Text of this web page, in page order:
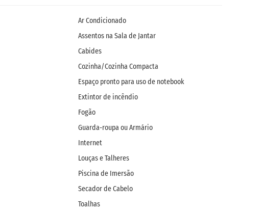
Ar Condicionado
Assentos na Sala de Jantar
Cabides
Cozinha/Cozinha Compacta
Espaço pronto para uso de notebook
Extintor de incêndio
Fogão
Guarda-roupa ou Armário
Internet
Louças e Talheres
Piscina de Imersão
Secador de Cabelo
Toalhas